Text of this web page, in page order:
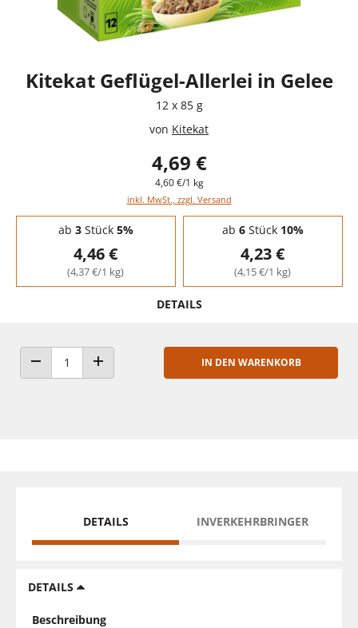
Kitekat Geflügel-Allerlei in Gelee
12 x 85 g
von Kitekat
4,69 €
4,60 €/1 kg
inkl. MwSt., zzgl. Versand
Staffelpreise - Mengenrabatt
ab 3Stück 5%
4,46 €
(4,37 €/1 kg)
ab 6Stück 10%
4,23 €
(4,15 €/1 kg)
DETAILS
ANZAHL VERRINGERNANZAHL ERHÖHEN
IN DEN WARENKORB
DETAILS INVERKEHRBRINGER
DETAILS
Beschreibung